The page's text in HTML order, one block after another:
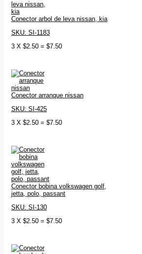
Conector arbol de leva nissan, kia
SKU: SI-1183
3 X $2.50 = $7.50
Conector arranque nissan
SKU: SI-425
3 X $2.50 = $7.50
Conector bobina volkswagen golf,
jetta, polo, passant
SKU: SI-130
3 X $2.50 = $7.50